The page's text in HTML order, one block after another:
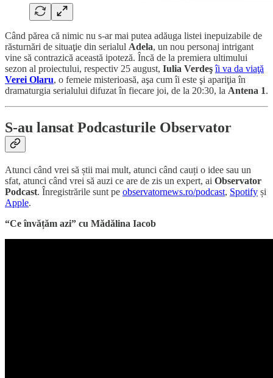
Când părea că nimic nu s-ar mai putea adăuga listei inepuizabile de
răsturnări de situaţie din serialul Adela, un nou personaj intrigant
vine să contrazică această ipoteză. Încă de la premiera ultimului
sezon al proiectului, respectiv 25 august, Iulia Verdeş îi va da viaţă
Verei Olaru, o femeie misterioasă, aşa cum îi este şi apariţia în
dramaturgia serialului difuzat în fiecare joi, de la 20:30, la Antena 1.
S-au lansat Podcasturile Observator
Atunci când vrei să știi mai mult, atunci când cauți o idee sau un
sfat, atunci când vrei să auzi ce are de zis un expert, ai Observator
Podcast. Înregistrările sunt pe observatornews.ro/podcast, Spotify și
Apple.
“Ce învățăm azi” cu Mădălina Iacob